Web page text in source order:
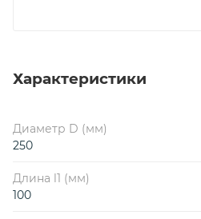
Характеристики
Диаметр D (мм)
250
Длина l1 (мм)
100